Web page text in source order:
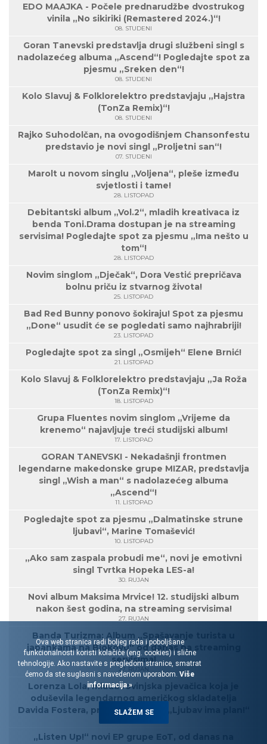
EDO MAAJKA - Počele prednarudžbe dvostrukog
vinila „No sikiriki (Remastered 2024.)“!
08. STUDENI
Goran Tanevski predstavlja drugi službeni singl s
nadolazećeg albuma „Ascend“! Pogledajte spot za
pjesmu „Sreken den“!
08. STUDENI
Kolo Slavuj & Folklorelektro predstavjaju „Hajstra
(TonZa Remix)“!
08. STUDENI
Rajko Suhodolčan, na ovogodišnjem Chansonfestu
predstavio je novi singl „Proljetni san“!
07. STUDENI
Marolt u novom singlu „Voljena“, pleše između
svjetlosti i tame!
28. LISTOPAD
Debitantski album „Vol.2“, mladih kreativaca iz
benda Toni.Drama dostupan je na streaming
servisima! Pogledajte spot za pjesmu „Ima nešto u
tom“!
28. LISTOPAD
Novim singlom „Dječak“, Dora Vestić prepričava
bolnu priču iz stvarnog života!
25. LISTOPAD
Bad Red Bunny ponovo šokiraju! Spot za pjesmu
„Done“ usudit će se pogledati samo najhrabriji!
23. LISTOPAD
Pogledajte spot za singl „Osmijeh“ Elene Brnić!
21. LISTOPAD
Kolo Slavuj & Folklorelektro predstavjaju „Ja Roža
(TonZa Remix)“!
18. LISTOPAD
Grupa Fluentes novim singlom „Vrijeme da
krenemo“ najavljuje treći studijski album!
17. LISTOPAD
GORAN TANEVSKI - Nekadašnji frontmen
legendarne makedonske grupe MIZAR, predstavlja
singl „Wish a man“ s nadolazećeg albuma
„Ascend“!
11. LISTOPAD
Pogledajte spot za pjesmu „Dalmatinske strune
ljubavi“, Marine Tomašević!
10. LISTOPAD
„Ako sam zaspala probudi me“, novi je emotivni
singl Tvrtka Hopeka LES-a!
30. RUJAN
Novi album Maksima Mrvice! 12. studijski album
nakon šest godina, na streaming servisima!
27. RUJAN
Banda Turizma: Album „Spašavanje turista u
japankama na Biokovu“ od danas na streaming
servisima!
27. RUJAN
Lorenza Lola, mlada rovinjska pjevačica koja je
oduševila legendarnog američkog skladatelja
Davida Fostera, predstavlja singl „Ljubav ima plan!“
„Listen Up!“ novi EP grupe EoT, od danas na
Ova web stranica radi boljeg rada i poboljšane
funkcionalnosti koristi kolačiće (eng. cookies) i slične
tehnologije. Ako nastavite s pregledom stranice, smatrat
ćemo da ste suglasni s navedenom uporabom. Više
informacija »
SLAŽEM SE